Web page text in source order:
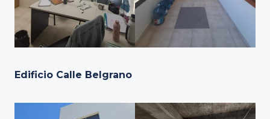
Edificio Calle Belgrano